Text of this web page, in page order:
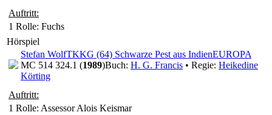
Auftritt:
1 Rolle: Fuchs
Hörspiel
Stefan WolfTKKG (64) Schwarze Pest aus IndienEUROPA
MC 514 324.1 (1989)Buch: H. G. Francis • Regie: Heikedine
Körting
Auftritt:
1 Rolle: Assessor Alois Keismar